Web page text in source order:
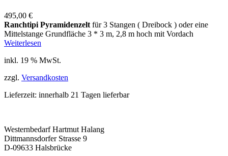
495,00 €
Ranchtipi Pyramidenzelt für 3 Stangen ( Dreibock ) oder eine
Mittelstange Grundfläche 3 * 3 m, 2,8 m hoch mit Vordach
Weiterlesen
inkl. 19 % MwSt.
zzgl. Versandkosten
Lieferzeit: innerhalb 21 Tagen lieferbar
Westernbedarf Hartmut Halang
Dittmannsdorfer Strasse 9
D-09633 Halsbrücke